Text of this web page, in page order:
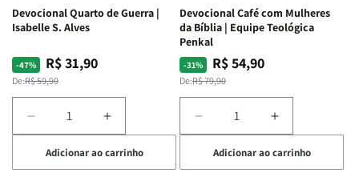
Devocional Quarto de Guerra |
Isabelle S. Alves
-47%
Preço
normal
De:R$ 59,90
Preço
promocional
R$ 31,90
Diminuir
a
quantidade
Aumentar
a
quantidade
Adicionar ao carrinho
Devocional Café com Mulheres
da Bíblia | Equipe Teológica
Penkal
-31%
Preço
normal
De:R$ 79,90
Preço
promocional
R$ 54,90
Diminuir
a
quantidade
Aumentar
a
quantidade
Adicionar ao carrinho